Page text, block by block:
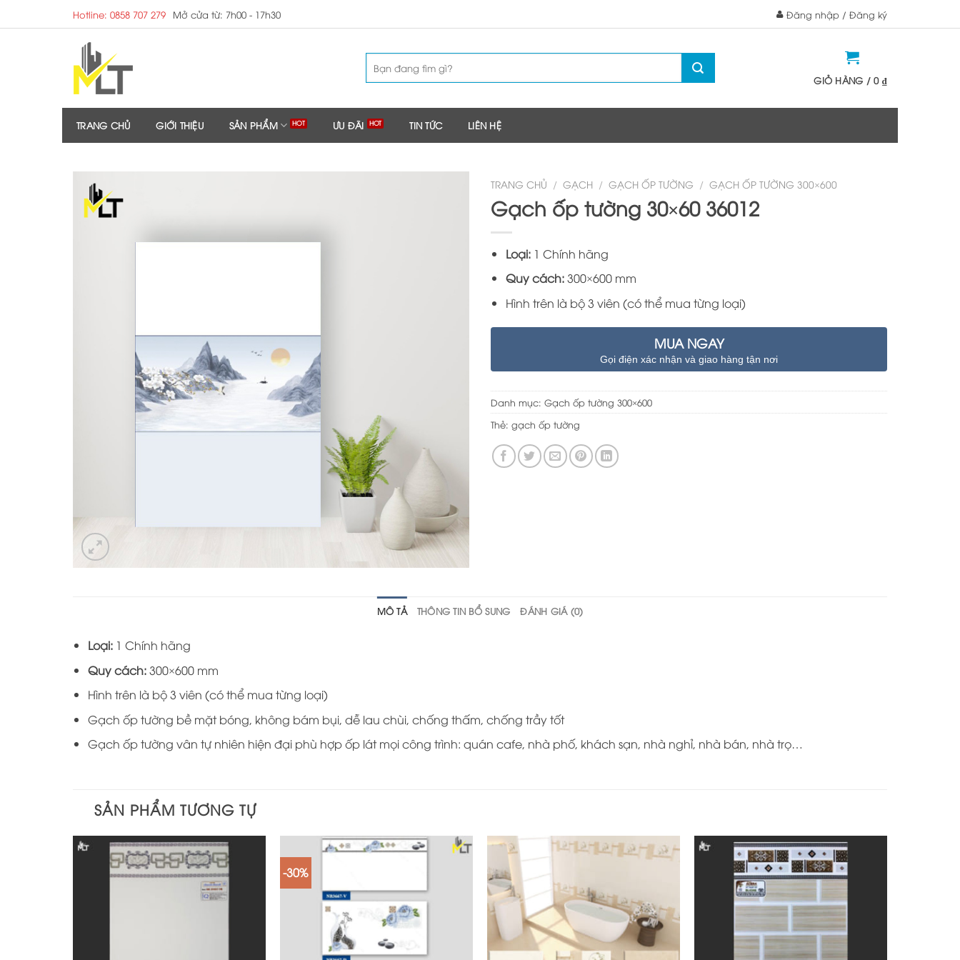
to
Hotline: 0858 707 279 Mở cửa từ: 7h00 - 17h30 Đăng nhập / Đăng ký
kiếm:
GIỎ HÀNG /0 ₫
TRANG CHỦ GIỚI THIỆU SẢN PHẨM ƯU ĐÃI TIN TỨC LIÊN HỆ
TRANG CHỦ / GẠCH / GẠCH ỐP TƯỜNG / GẠCH ỐP TƯỜNG 300×600
Gạch ốp tường 30×60 36012
Loại:1 Chính hãng
Quy cách:300×600 mm
Hình trên là bộ 3 viên (có thể mua từng loại)
MUA NGAY
Gọi điện xác nhận và giao hàng tận nơi
Danh mục: Gạch ốp tường 300×600
Thẻ: gạch ốp tường
MÔ TẢ THÔNG TIN BỔ SUNG ĐÁNH GIÁ (0)
Loại:1 Chính hãng
Quy cách:300×600 mm
Hình trên là bộ 3 viên (có thể mua từng loại)
Gạch ốp tường bề mặt bóng, không bám bụi, dễ lau chùi, chống thấm, chống trầy tốt
Gạch ốp tường vân tự nhiên hiện đại phù hợp ốp lát mọi công trình: quán cafe, nhà phố, khách sạn, nhà nghỉ, nhà bán, nhà trọ…
SẢN PHẨM TƯƠNG TỰ
-30%